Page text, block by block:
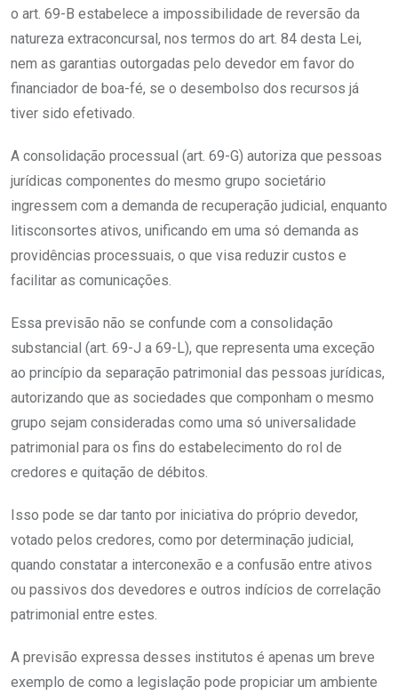
o art. 69-B estabelece a impossibilidade de reversão da
natureza extraconcursal, nos termos do art. 84 desta Lei,
nem as garantias outorgadas pelo devedor em favor do
financiador de boa-fé, se o desembolso dos recursos já
tiver sido efetivado.
A consolidação processual (art. 69-G) autoriza que pessoas
jurídicas componentes do mesmo grupo societário
ingressem com a demanda de recuperação judicial, enquanto
litisconsortes ativos, unificando em uma só demanda as
providências processuais, o que visa reduzir custos e
facilitar as comunicações.
Essa previsão não se confunde com a consolidação
substancial (art. 69-J a 69-L), que representa uma exceção
ao princípio da separação patrimonial das pessoas jurídicas,
autorizando que as sociedades que componham o mesmo
grupo sejam consideradas como uma só universalidade
patrimonial para os fins do estabelecimento do rol de
credores e quitação de débitos.
Isso pode se dar tanto por iniciativa do próprio devedor,
votado pelos credores, como por determinação judicial,
quando constatar a interconexão e a confusão entre ativos
ou passivos dos devedores e outros indícios de correlação
patrimonial entre estes.
A previsão expressa desses institutos é apenas um breve
exemplo de como a legislação pode propiciar um ambiente